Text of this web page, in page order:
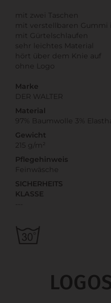
mit zwei Taschen
mit verstellbaren Gummi
mit Gürtelschlaufen
sehr leichtes Material
hört über dem Knie auf
ohne Logo
Marke
DER WALTER
Material
97% Baumwolle 3%
Gewicht
215 g/m²
Pflegehinweis
Feinwäsche
SICHERHEITS
KLASSE